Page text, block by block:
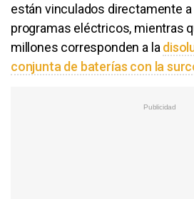
están vinculados directamente
programas eléctricos, mientras
millones corresponden a la
conjunta de baterías con la